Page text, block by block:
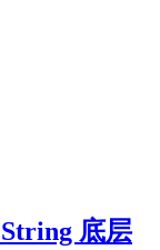
底层